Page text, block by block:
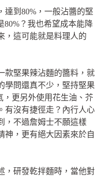
達到80%，一般沾醬的堅
80%？我也希望成本能降
，這可能就是料理人的
款堅果辣沾麵的醬料，就
學問還真不少，堅持堅果
，更另外使用花生油、芥
有沒有捷徑走？內行人心
，不過詹姆士不願這樣
神，更有絕大因素來於自
，研發乾拌麵時，當他對